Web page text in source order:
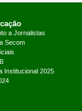
a Jornalistas
Secom
Institucional 2025